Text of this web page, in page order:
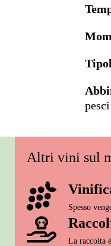
Altri vini sul
Spesso
La raccolta